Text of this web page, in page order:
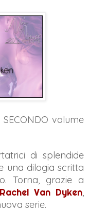
volume
di splendide
una dilogia scritta
Torna, grazie a
Rachel Van Dyken,
serie.